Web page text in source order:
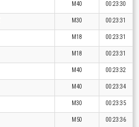
M40 00:23:30
M30 00:23:31
M18 00:23:31
M18 00:23:31
M40 00:23:32
M40 00:23:34
M30 00:23:35
M50 00:23:36